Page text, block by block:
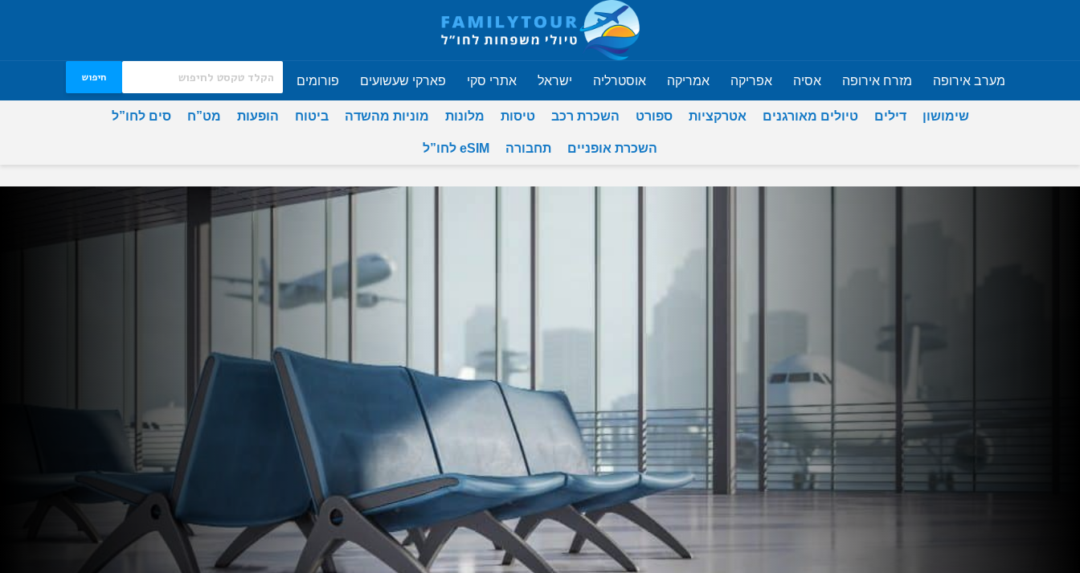
מערב אירופה מזרח אירופה אסיה אפריקה אמריקה אוסטרליה ישראל אתרי סקי פארקי שעשועים פורומים חיפוש
שימושון דילים טיולים מאורגנים אטרקציות ספורט השכרת רכב טיסות מלונות מוניות מהשדה ביטוח הופעות מט”ח סים לחו”ל
השכרת אופניים תחבורה eSIM לחו”ל